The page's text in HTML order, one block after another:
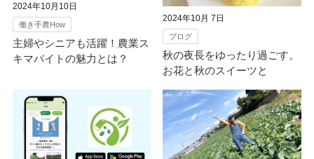
2024年10月10日
働き手農How
主婦やシニアも活躍！農業ス
キマバイトの魅力とは？
2024年10月 7日
ブログ
秋の夜長をゆったり過ごす。
お花と秋のスイーツと